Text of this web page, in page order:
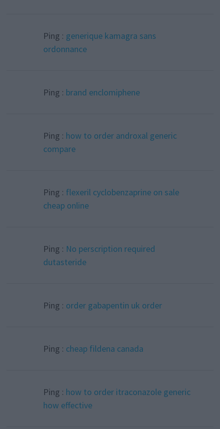
Ping : generique kamagra sans
ordonnance
Ping : brand enclomiphene
Ping : how to order androxal generic
compare
Ping : flexeril cyclobenzaprine on sale
cheap online
Ping : No perscription required
dutasteride
Ping : order gabapentin uk order
Ping : cheap fildena canada
Ping : how to order itraconazole generic
how effective